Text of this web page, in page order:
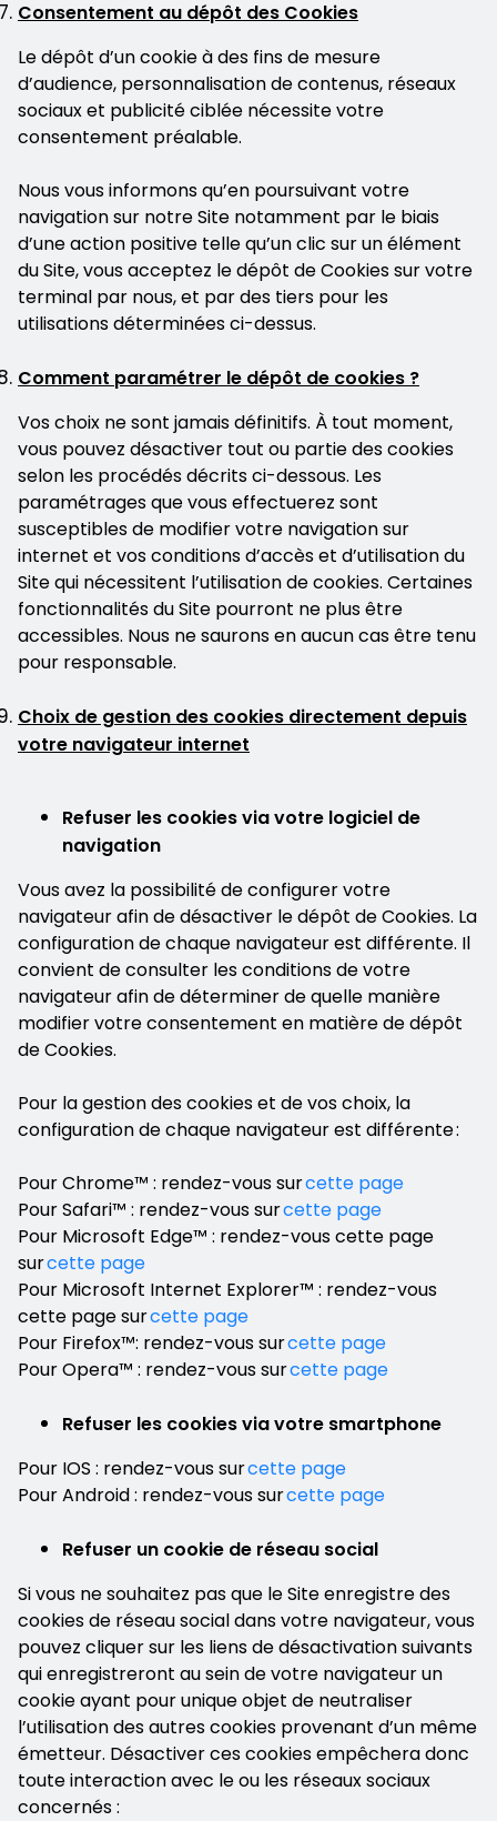
Consentement au dépôt des Cookies
Le dépôt d’un cookie à des fins de mesure
d’audience, personnalisation de contenus, réseaux
sociaux et publicité ciblée nécessite votre
consentement préalable.
Nous vous informons qu’en poursuivant votre
navigation sur notre Site notamment par le biais
d’une action positive telle qu’un clic sur un élément
du Site, vous acceptez le dépôt de Cookies sur votre
terminal par nous, et par des tiers pour les
utilisations déterminées ci-dessus.
Comment paramétrer le dépôt de cookies ?
Vos choix ne sont jamais définitifs. À tout moment,
vous pouvez désactiver tout ou partie des cookies
selon les procédés décrits ci-dessous. Les
paramétrages que vous effectuerez sont
susceptibles de modifier votre navigation sur
internet et vos conditions d’accès et d’utilisation du
Site qui nécessitent l’utilisation de cookies. Certaines
fonctionnalités du Site pourront ne plus être
accessibles. Nous ne saurons en aucun cas être tenu
pour responsable.
Choix de gestion des cookies directement depuis
votre navigateur internet
Refuser les cookies via votre logiciel de
navigation
Vous avez la possibilité de configurer votre
navigateur afin de désactiver le dépôt de Cookies. La
configuration de chaque navigateur est différente. Il
convient de consulter les conditions de votre
navigateur afin de déterminer de quelle manière
modifier votre consentement en matière de dépôt
de Cookies.
Pour la gestion des cookies et de vos choix, la
configuration de chaque navigateur est différente :
Pour Chrome™ : rendez-vous surcette page
Pour Safari™ : rendez-vous surcette page
Pour Microsoft Edge™ : rendez-vous cette page
surcette page
Pour Microsoft Internet Explorer™ : rendez-vous
cette page surcette page
Pour Firefox™: rendez-vous surcette page
Pour Opera™ : rendez-vous surcette page
Refuser les cookies via votre smartphone
Pour IOS : rendez-vous surcette page
Pour Android : rendez-vous surcette page
Refuser un cookie de réseau social
Si vous ne souhaitez pas que le Site enregistre des
cookies de réseau social dans votre navigateur, vous
pouvez cliquer sur les liens de désactivation suivants
qui enregistreront au sein de votre navigateur un
cookie ayant pour unique objet de neutraliser
l’utilisation des autres cookies provenant d’un même
émetteur. Désactiver ces cookies empêchera donc
toute interaction avec le ou les réseaux sociaux
concernés :